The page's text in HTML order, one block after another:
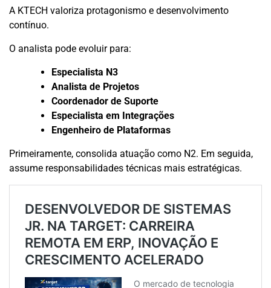
A KTECH valoriza protagonismo e desenvolvimento
contínuo.
O analista pode evoluir para:
Especialista N3
Analista de Projetos
Coordenador de Suporte
Especialista em Integrações
Engenheiro de Plataformas
Primeiramente, consolida atuação como N2. Em seguida,
assume responsabilidades técnicas mais estratégicas.